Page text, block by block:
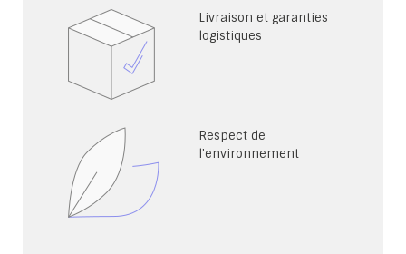
Livraison et garanties
logistiques
Respect de
l'environnement